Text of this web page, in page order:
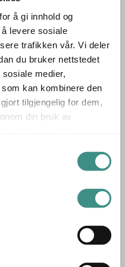
å gi innhold og
levere sosiale
trafikken vår. Vi deler
du bruker nettstedet
medier,
kan kombinere den
tilgjengelig for dem,
din bruk av
× D × H)
opphengsstang
– moderne og
valg for deg som
i ett – brukt er det
høy kvalitet og presis
kombinerer funksjon,
utviklet for både
Sortimentet spenner fra